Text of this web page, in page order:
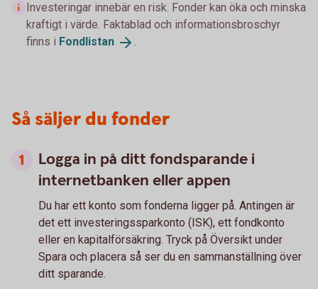
Investeringar innebär en risk. Fonder kan öka och minska
kraftigt i värde. Faktablad och informationsbroschyr
finns i Fondlistan .
Så säljer du fonder
Logga in på ditt fondsparande i
internetbanken eller appen
Du har ett konto som fonderna ligger på. Antingen är
det ett investeringssparkonto (ISK), ett fondkonto
eller en kapitalförsäkring. Tryck på Översikt under
Spara och placera så ser du en sammanställning över
ditt sparande.